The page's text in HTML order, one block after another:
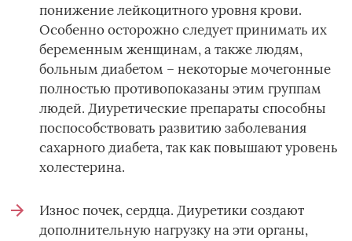
понижение лейкоцитного уровня крови.
Особенно осторожно следует принимать их
беременным женщинам, а также людям,
больным диабетом – некоторые мочегонные
полностью противопоказаны этим группам
людей. Диуретические препараты способны
поспособствовать развитию заболевания
сахарного диабета, так как повышают уровень
холестерина.
Износ почек, сердца. Диуретики создают
дополнительную нагрузку на эти органы,